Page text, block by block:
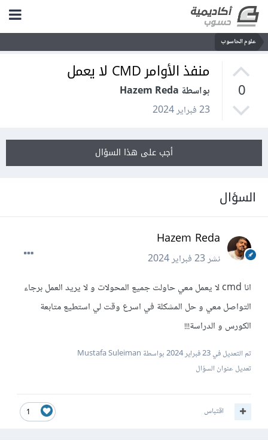
علوم الحاسوب
0
منفذ الأوامر CMD لا يعمل
بواسطة Hazem Reda
23 فبراير 2024
أجب على هذا السؤال
السؤال
Hazem Reda
نشر23 فبراير 2024
انا cmd لا يعمل معي حاولت جميع المحولات و لا يريد العمل برجاء
التواصل معي و حل المشكلة في اسرع وقت لي استطيع متابعة
الكورس و الدراسة!!!
تم التعديل في23 فبراير 2024
بواسطة Mustafa Suleiman
تعديل عنوان السؤال
1 اقتباس